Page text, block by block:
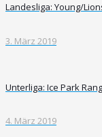
Landesliga: Young/
3. März 2019
Unterliga: Ice Park
4. März 2019